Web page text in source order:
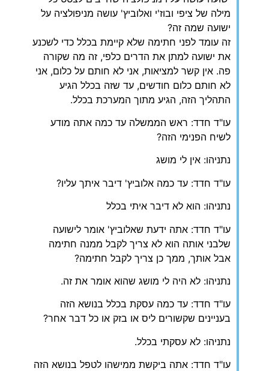
מילה של ציפי ובוז'י ואלוביץ' עושה מניפולציה על
ישועה שמה זה?
זה עומד לפני חתימה שלא קיימת בכלל כדי לשכנע
את ישועה למתן את הדרים כלפי, זה מה שקורה
פה. אין קשר למציאות, אני לא חותם על כלום, אני
לא חותם כלום חודשים, עד שזה בכלל הגיע
התהליך הזה, הגיע מתוך המערכת בכלל.
עו"ד חדד: ראש הממשלה עד כמה אתה מודע
לשיח הפנימי הזה?
נתניהו: אין לי מושג
עו"ד חדד: עד כמה אלוביץ' דיבר איתך עליו?
נתניהו: הוא לא דיבר איתי בכלל
עו"ד חדד: אתה ידעת שאלוביץ' אומר לישועה
שלבני אותה הוא לא צריך לקבל ממנה חתימה
אבל אותך, ממך כן צריך לקבל חתימה?
נתניהו: לא היה לי מושג שהוא אומר את זה.
עו"ד חדד: עד כמה עסקת בכלל בנושא הזה
בעניינים שקשורים ליס או בזק או כל דבר אחר?
נתניהו: לא עסקתי בכלל.
עו"ד חדד: אתה ביקשת ממישהו לטפל בנושא הזה